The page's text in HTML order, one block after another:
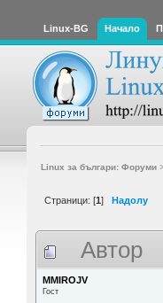
Linux-BG Начало
Linux за българи: Форуми
Страници: [1] Надолу
Автор
MMIROJV
Гост